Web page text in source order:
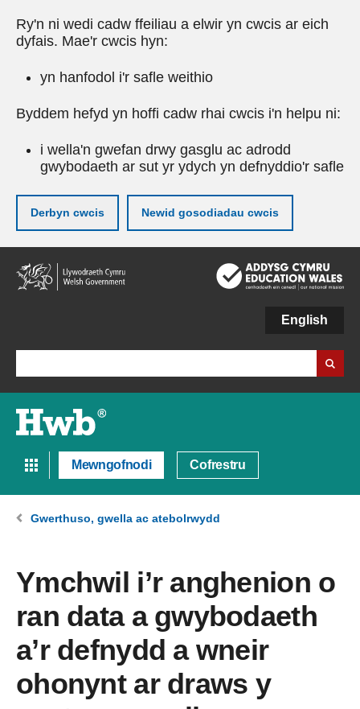
Ry'n ni wedi cadw ffeiliau a elwir yn cwcis ar eich
dyfais. Mae'r cwcis hyn:
yn hanfodol i'r safle weithio
Byddem hefyd yn hoffi cadw rhai cwcis i'n helpu ni:
i wella'n gwefan drwy gasglu ac adrodd
gwybodaeth ar sut yr ydych yn defnyddio'r safle
Derbyn cwcis Newid gosodiadau cwcis
Neidio
i'r
prif
English
Mewngofnodi Cofrestru
Gwerthuso, gwella ac atebolrwydd
Ymchwil i’r anghenion o
ran data a gwybodaeth
a’r defnydd a wneir
ohonynt ar draws y